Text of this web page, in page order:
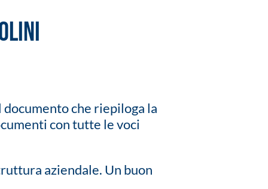
che riepiloga la
con tutte le voci
aziendale. Un buon